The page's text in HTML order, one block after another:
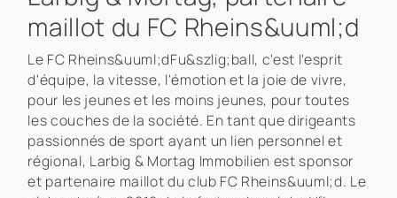
maillot du FC Rheins&uuml;d
Le FC Rheins&uuml;dFu&szlig;ball, c'est l'esprit
d'équipe, la vitesse, l'émotion et la joie de vivre,
pour les jeunes et les moins jeunes, pour toutes
les couches de la société. En tant que dirigeants
passionnés de sport ayant un lien personnel et
régional, Larbig & Mortag Immobilien est sponsor
et partenaire maillot du club FC Rheins&uuml;d. Le